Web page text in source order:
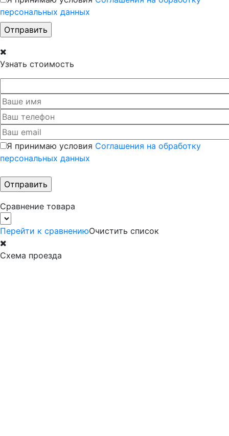
персональных данных
Узнать стоимость
Я принимаю условия Соглашения на обработку
персональных данных
Сравнение товара
Перейти к сравнениюОчистить список
Схема проезда